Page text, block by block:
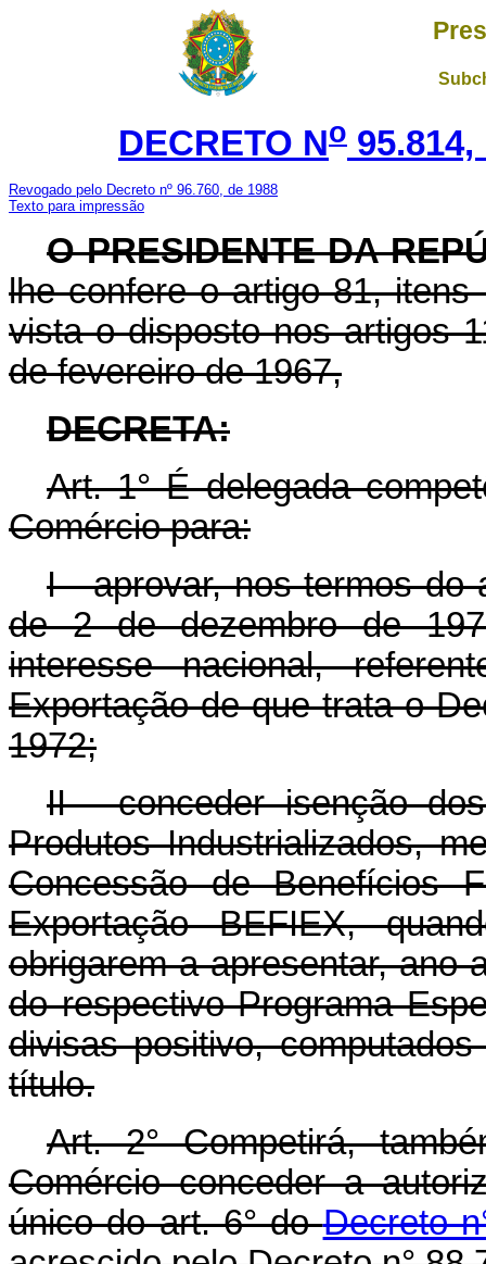
DECRETO No
Revogado pelo Decreto nº 96.760, de 1988
Texto para impressão
O PRESIDENTE DA
lhe confere o artigo 81,
vista o disposto nos artigos
de fevereiro de 1967,
DECRETA:
Art.1° É delegada
Comércio para:
I - aprovar, nos termos do
de 2 de dezembro de
interesse nacional,
Exportação de que trata o
1972;
II - conceder isenção
Produtos Industrializados,
Concessão de Benefícios
Exportação BEFIEX,
obrigarem a apresentar, ano
do respectivo Programa
divisas positivo,
título.
Art.2° Competirá,
Comércio conceder a
único do art. 6° doDecreto